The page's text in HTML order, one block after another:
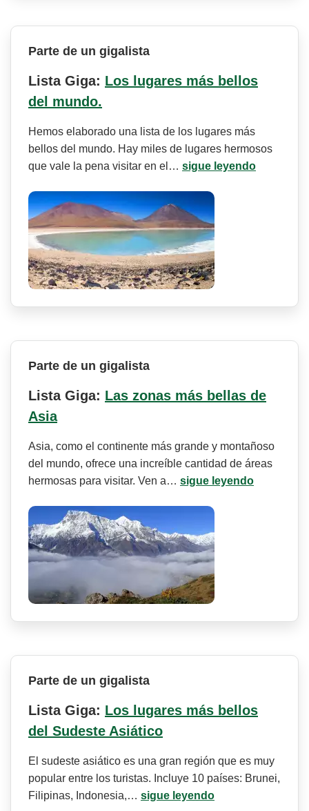
Parte de un gigalista
Lista Giga: Los lugares más bellos
del mundo.
Hemos elaborado una lista de los lugares más
bellos del mundo. Hay miles de lugares hermosos
que vale la pena visitar en el… sigue leyendo
Parte de un gigalista
Lista Giga: Las zonas más bellas de
Asia
Asia, como el continente más grande y montañoso
del mundo, ofrece una increíble cantidad de áreas
hermosas para visitar. Ven a… sigue leyendo
Parte de un gigalista
Lista Giga: Los lugares más bellos
del Sudeste Asiático
El sudeste asiático es una gran región que es muy
popular entre los turistas. Incluye 10 países: Brunei,
Filipinas, Indonesia,… sigue leyendo